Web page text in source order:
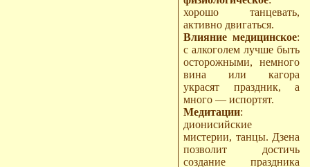
хорошо танцевать,
активно двигаться.
Влияние медицинское:
с алкоголем лучше быть
осторожными, немного
вина или кагора
украсят праздник, а
много — испортят.
Медитации:
дионисийские
мистерии, танцы. Дзена
позволит достичь
создание праздника